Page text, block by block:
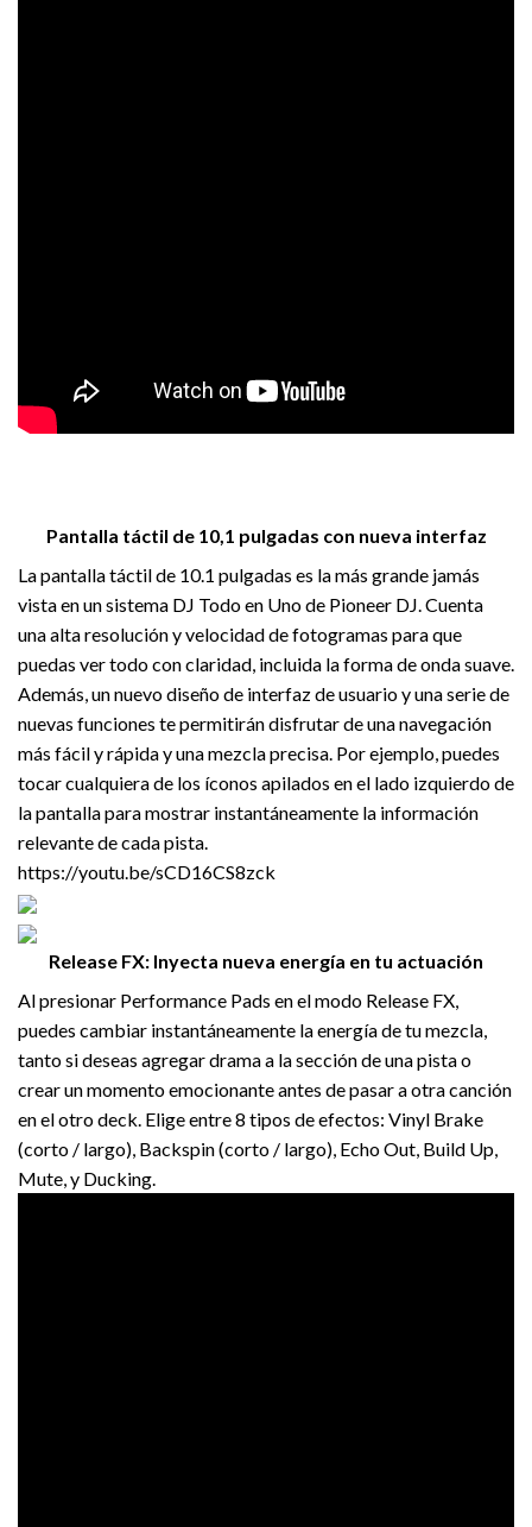
Pantalla táctil de 10,1 pulgadas con nueva interfaz
La pantalla táctil de 10.1 pulgadas es la más grande jamás
vista en un sistema DJ Todo en Uno de Pioneer DJ. Cuenta
una alta resolución y velocidad de fotogramas para que
puedas ver todo con claridad, incluida la forma de onda suave.
Además, un nuevo diseño de interfaz de usuario y una serie de
nuevas funciones te permitirán disfrutar de una navegación
más fácil y rápida y una mezcla precisa. Por ejemplo, puedes
tocar cualquiera de los íconos apilados en el lado izquierdo de
la pantalla para mostrar instantáneamente la información
relevante de cada pista.
https://youtu.be/sCD16CS8zck
Release FX: Inyecta nueva energía en tu actuación
Al presionar Performance Pads en el modo Release FX,
puedes cambiar instantáneamente la energía de tu mezcla,
tanto si deseas agregar drama a la sección de una pista o
crear un momento emocionante antes de pasar a otra canción
en el otro deck. Elige entre 8 tipos de efectos: Vinyl Brake
(corto / largo), Backspin (corto / largo), Echo Out, Build Up,
Mute, y Ducking.